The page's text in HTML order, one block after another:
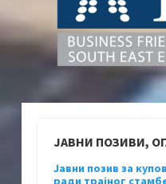
ЈАВНИ ПОЗИВИ,
Јавни позив за
ради трајног